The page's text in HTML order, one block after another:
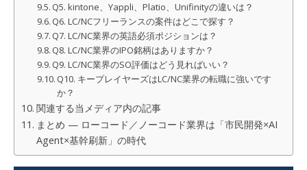
Q5. kintone、Yappli、Platio、Unifinityの違いは？
Q6. LC/NCフリーランスの案件はどこで探す？
Q7. LC/NC業界の英語必須ポジションは？
Q8. LC/NC業界のIPO銘柄はありますか？
Q9. LC/NC業界のSO評価はどう見ればいい？
Q10. キープレイヤーズはLC/NC業界の転職に強いです
か？
関連する当メディア内の記事
まとめ — ローコード／ノーコード業界は「市民開発×AI
Agent×基幹刷新」の時代